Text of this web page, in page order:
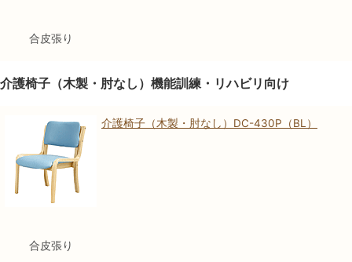
合皮張り
介護椅子（木製・肘なし）機能訓練・リハビリ向け
合皮張り
介護椅子（木製・肘なし）DC-430P（BL）